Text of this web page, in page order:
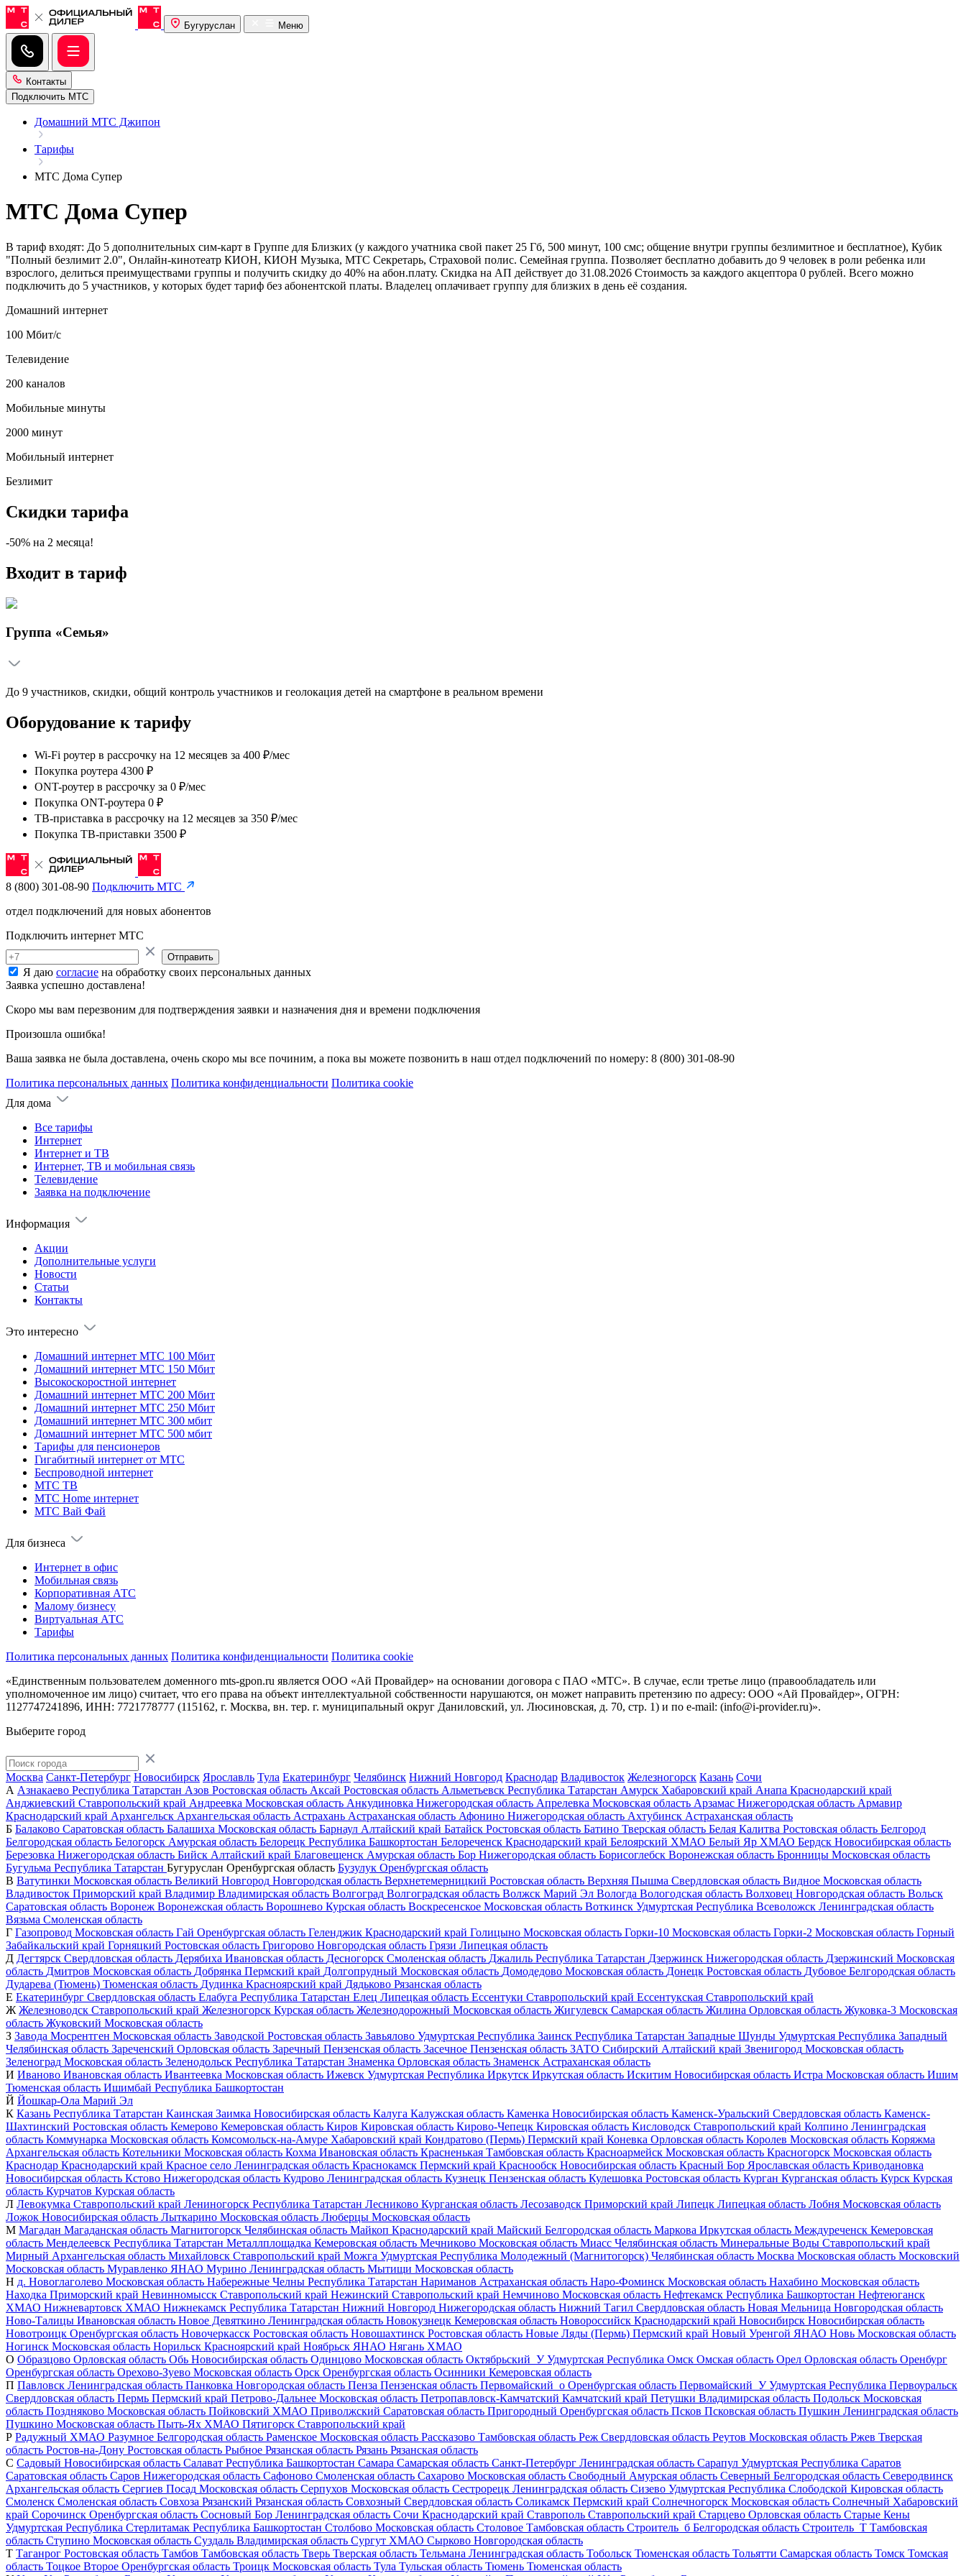
Бугуруслан Меню
Контакты
Подключить МТС
Домашний МТС Джипон
Тарифы
МТС Дома Супер
МТС Дома Супер
В тариф входят: До 5 дополнительных сим-карт в Группе для Близких (у каждого учатника свой пакет 25 Гб, 500 минут, 100 смс; общение внутри группы безлимитное и бесплатное), Кубик
"Полный безлимит 2.0", Онлайн-кинотеатр КИОН, КИОН Музыка, МТС Секретарь, Страховой полис. Семейная группа. Позволяет бесплатно добавить до 9 человек в роли ребенка или
взрослого, делиться преимуществами группы и получить скидку до 40% на абон.плату. Скидка на АП действует до 31.08.2026 Стоимость за каждого акцептора 0 рублей. Всего можно
подключить до 5 участников, у которых будет тариф без абонентской платы. Владелец оплачивает группу для близких в день её создания.
Домашний интернет
100 Мбит/с
Телевидение
200 каналов
Мобильные минуты
2000 минут
Мобильный интернет
Безлимит
Скидки тарифа
-50% на 2 месяца!
Входит в тариф
Группа «Семья»
До 9 участников, скидки, общий контроль участников и геолокация детей на смартфоне в реальном времени
Оборудование к тарифу
Wi-Fi роутер в рассрочку на 12 месяцев за 400 ₽/мес
Покупка роутера 4300 ₽
ONT-роутер в рассрочку за 0 ₽/мес
Покупка ONT-роутера 0 ₽
ТВ-приставка в рассрочку на 12 месяцев за 350 ₽/мес
Покупка ТВ-приставки 3500 ₽
8 (800) 301-08-90 Подключить МТС
отдел подключений для новых абонентов
Подключить интернет МТС
Отправить
Я даю согласие на обработку своих персональных данных
Заявка успешно доставлена!
Скоро мы вам перезвоним для подтверждения заявки и назначения дня и времени подключения
Произошла ошибка!
Ваша заявка не была доставлена, очень скоро мы все починим, а пока вы можете позвонить в наш отдел подключений по номеру: 8 (800) 301-08-90
Политика персональных данных Политика конфиденциальности Политика cookie
Для дома
Все тарифы
Интернет
Интернет и ТВ
Интернет, ТВ и мобильная связь
Телевидение
Заявка на подключение
Информация
Акции
Дополнительные услуги
Новости
Статьи
Контакты
Это интересно
Домашний интернет МТС 100 Мбит
Домашний интернет МТС 150 Мбит
Высокоскоростной интернет
Домашний интернет МТС 200 Мбит
Домашний интернет МТС 250 Мбит
Домашний интернет МТС 300 мбит
Домашний интернет МТС 500 мбит
Тарифы для пенсионеров
Гигабитный интернет от МТС
Беспроводной интернет
МТС ТВ
МТС Home интернет
МТС Вай Фай
Для бизнеса
Интернет в офис
Мобильная связь
Корпоративная АТС
Малому бизнесу
Виртуальная АТС
Тарифы
Политика персональных данных Политика конфиденциальности Политика cookie
«Единственным пользователем доменного mts-gpon.ru является ООО «Ай Провайдер» на основании договора с ПАО «МТС». В случае, если третье лицо (правообладатель или
уполномоченное им лицо) считает, что его права на объект интеллектуальной собственности нарушаются, он может направить претензию по адресу: ООО «Ай Провайдер», ОГРН:
1127747241896, ИНН: 7721778777 (115162, г. Москва, вн. тер. г. муниципальный округ Даниловский, ул. Люсиновская, д. 70, стр. 1) и по e-mail: (info@i-provider.ru)».
Выберите город
Москва Санкт-Петербург Новосибирск Ярославль Тула Екатеринбург Челябинск Нижний Новгород Краснодар Владивосток Железногорск Казань Сочи
А Азнакаево Республика Татарстан Азов Ростовская область Аксай Ростовская область Альметьевск Республика Татарстан Амурск Хабаровский край Анапа Краснодарский край
Анджиевский Ставропольский край Андреевка Московская область Анкудиновка Нижегородская область Апрелевка Московская область Арзамас Нижегородская область Армавир
Краснодарский край Архангельск Архангельская область Астрахань Астраханская область Афонино Нижегородская область Ахтубинск Астраханская область
Б Балаково Саратовская область Балашиха Московская область Барнаул Алтайский край Батайск Ростовская область Батино Тверская область Белая Калитва Ростовская область Белгород
Белгородская область Белогорск Амурская область Белорецк Республика Башкортостан Белореченск Краснодарский край Белоярский ХМАО Белый Яр ХМАО Бердск Новосибирская область
Березовка Нижегородская область Бийск Алтайский край Благовещенск Амурская область Бор Нижегородская область Борисоглебск Воронежская область Бронницы Московская область
Бугульма Республика Татарстан Бугуруслан Оренбургская область Бузулук Оренбургская область
В Ватутинки Московская область Великий Новгород Новгородская область Верхнетемерницкий Ростовская область Верхняя Пышма Свердловская область Видное Московская область
Владивосток Приморский край Владимир Владимирская область Волгоград Волгоградская область Волжск Марий Эл Вологда Вологодская область Волховец Новгородская область Вольск
Саратовская область Воронеж Воронежская область Ворошнево Курская область Воскресенское Московская область Воткинск Удмуртская Республика Всеволожск Ленинградская область
Вязьма Смоленская область
Г Газопровод Московская область Гай Оренбургская область Геленджик Краснодарский край Голицыно Московская область Горки-10 Московская область Горки-2 Московская область Горный
Забайкальский край Горняцкий Ростовская область Григорово Новгородская область Грязи Липецкая область
Д Дегтярск Свердловская область Дерябиха Ивановская область Десногорск Смоленская область Джалиль Республика Татарстан Дзержинск Нижегородская область Дзержинский Московская
область Дмитров Московская область Добрянка Пермский край Долгопрудный Московская область Домодедово Московская область Донецк Ростовская область Дубовое Белгородская область
Дударева (Тюмень) Тюменская область Дудинка Красноярский край Дядьково Рязанская область
Е Екатеринбург Свердловская область Елабуга Республика Татарстан Елец Липецкая область Ессентуки Ставропольский край Ессентукская Ставропольский край
Ж Железноводск Ставропольский край Железногорск Курская область Железнодорожный Московская область Жигулевск Самарская область Жилина Орловская область Жуковка-3 Московская
область Жуковский Московская область
З Завода Мосрентген Московская область Заводской Ростовская область Завьялово Удмуртская Республика Заинск Республика Татарстан Западные Шунды Удмуртская Республика Западный
Челябинская область Зареченский Орловская область Заречный Пензенская область Засечное Пензенская область ЗАТО Сибирский Алтайский край Звенигород Московская область
Зеленоград Московская область Зеленодольск Республика Татарстан Знаменка Орловская область Знаменск Астраханская область
И Иваново Ивановская область Ивантеевка Московская область Ижевск Удмуртская Республика Иркутск Иркутская область Искитим Новосибирская область Истра Московская область Ишим
Тюменская область Ишимбай Республика Башкортостан
Й Йошкар-Ола Марий Эл
К Казань Республика Татарстан Каинская Заимка Новосибирская область Калуга Калужская область Каменка Новосибирская область Каменск-Уральский Свердловская область Каменск-
Шахтинский Ростовская область Кемерово Кемеровская область Киров Кировская область Кирово-Чепецк Кировская область Кисловодск Ставропольский край Колпино Ленинградская
область Коммунарка Московская область Комсомольск-на-Амуре Хабаровский край Кондратово (Пермь) Пермский край Коневка Орловская область Королев Московская область Коряжма
Архангельская область Котельники Московская область Кохма Ивановская область Красненькая Тамбовская область Красноармейск Московская область Красногорск Московская область
Краснодар Краснодарский край Красное село Ленинградская область Краснокамск Пермский край Краснообск Новосибирская область Красный Бор Ярославская область Криводановка
Новосибирская область Кстово Нижегородская область Кудрово Ленинградская область Кузнецк Пензенская область Кулешовка Ростовская область Курган Курганская область Курск Курская
область Курчатов Курская область
Л Левокумка Ставропольский край Лениногорск Республика Татарстан Лесниково Курганская область Лесозаводск Приморский край Липецк Липецкая область Лобня Московская область
Ложок Новосибирская область Лыткарино Московская область Люберцы Московская область
М Магадан Магаданская область Магнитогорск Челябинская область Майкоп Краснодарский край Майский Белгородская область Маркова Иркутская область Междуреченск Кемеровская
область Менделеевск Республика Татарстан Металлплощадка Кемеровская область Мечниково Московская область Миасс Челябинская область Минеральные Воды Ставропольский край
Мирный Архангельская область Михайловск Ставропольский край Можга Удмуртская Республика Молодежный (Магнитогорск) Челябинская область Москва Московская область Московский
Московская область Муравленко ЯНАО Мурино Ленинградская область Мытищи Московская область
Н д. Новоглаголево Московская область Набережные Челны Республика Татарстан Нариманов Астраханская область Наро-Фоминск Московская область Нахабино Московская область
Находка Приморский край Невинномысск Ставропольский край Нежинский Ставропольский край Немчиново Московская область Нефтекамск Республика Башкортостан Нефтеюганск
ХМАО Нижневартовск ХМАО Нижнекамск Республика Татарстан Нижний Новгород Нижегородская область Нижний Тагил Свердловская область Новая Мельница Новгородская область
Ново-Талицы Ивановская область Новое Девяткино Ленинградская область Новокузнецк Кемеровская область Новороссийск Краснодарский край Новосибирск Новосибирская область
Новотроицк Оренбургская область Новочеркасск Ростовская область Новошахтинск Ростовская область Новые Ляды (Пермь) Пермский край Новый Уренгой ЯНАО Новь Московская область
Ногинск Московская область Норильск Красноярский край Ноябрьск ЯНАО Нягань ХМАО
О Образцово Орловская область Обь Новосибирская область Одинцово Московская область Октябрьский_У Удмуртская Республика Омск Омская область Орел Орловская область Оренбург
Оренбургская область Орехово-Зуево Московская область Орск Оренбургская область Осинники Кемеровская область
П Павловск Ленинградская область Панковка Новгородская область Пенза Пензенская область Первомайский_о Оренбургская область Первомайский_У Удмуртская Республика Первоуральск
Свердловская область Пермь Пермский край Петрово-Дальнее Московская область Петропавловск-Камчатский Камчатский край Петушки Владимирская область Подольск Московская
область Поздняково Московская область Пойковский ХМАО Приволжский Саратовская область Пригородный Оренбургская область Псков Псковская область Пушкин Ленинградская область
Пушкино Московская область Пыть-Ях ХМАО Пятигорск Ставропольский край
Р Радужный ХМАО Разумное Белгородская область Раменское Московская область Рассказово Тамбовская область Реж Свердловская область Реутов Московская область Ржев Тверская
область Ростов-на-Дону Ростовская область Рыбное Рязанская область Рязань Рязанская область
С Садовый Новосибирская область Салават Республика Башкортостан Самара Самарская область Санкт-Петербург Ленинградская область Сарапул Удмуртская Республика Саратов
Саратовская область Саров Нижегородская область Сафоново Смоленская область Сахарово Московская область Свободный Амурская область Северный Белгородская область Северодвинск
Архангельская область Сергиев Посад Московская область Серпухов Московская область Сестрорецк Ленинградская область Сизево Удмуртская Республика Слободской Кировская область
Смоленск Смоленская область Совхоза Рязанский Рязанская область Совхозный Свердловская область Соликамск Пермский край Солнечногорск Московская область Солнечный Хабаровский
край Сорочинск Оренбургская область Сосновый Бор Ленинградская область Сочи Краснодарский край Ставрополь Ставропольский край Старцево Орловская область Старые Кены
Удмуртская Республика Стерлитамак Республика Башкортостан Столбово Московская область Столовое Тамбовская область Строитель_б Белгородская область Строитель_Т Тамбовская
область Ступино Московская область Суздаль Владимирская область Сургут ХМАО Сырково Новгородская область
Т Таганрог Ростовская область Тамбов Тамбовская область Тверь Тверская область Тельмана Ленинградская область Тобольск Тюменская область Тольятти Самарская область Томск Томская
область Тоцкое Второе Оренбургская область Троицк Московская область Тула Тульская область Тюмень Тюменская область